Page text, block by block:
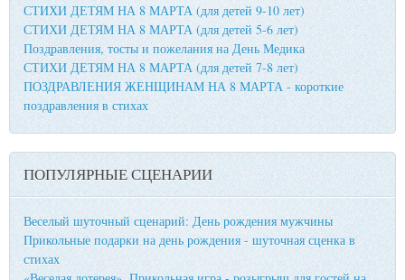
СТИХИ ДЕТЯМ НА 8 МАРТА (для детей 9-10 лет)
СТИХИ ДЕТЯМ НА 8 МАРТА (для детей 5-6 лет)
Поздравления, тосты и пожелания на День Медика
СТИХИ ДЕТЯМ НА 8 МАРТА (для детей 7-8 лет)
ПОЗДРАВЛЕНИЯ ЖЕНЩИНАМ НА 8 МАРТА - короткие
поздравления в стихах
ПОПУЛЯРНЫЕ СЦЕНАРИИ
Веселый шуточный сценарий: День рождения мужчины
Прикольные подарки на день рождения - шуточная сценка в
стихах